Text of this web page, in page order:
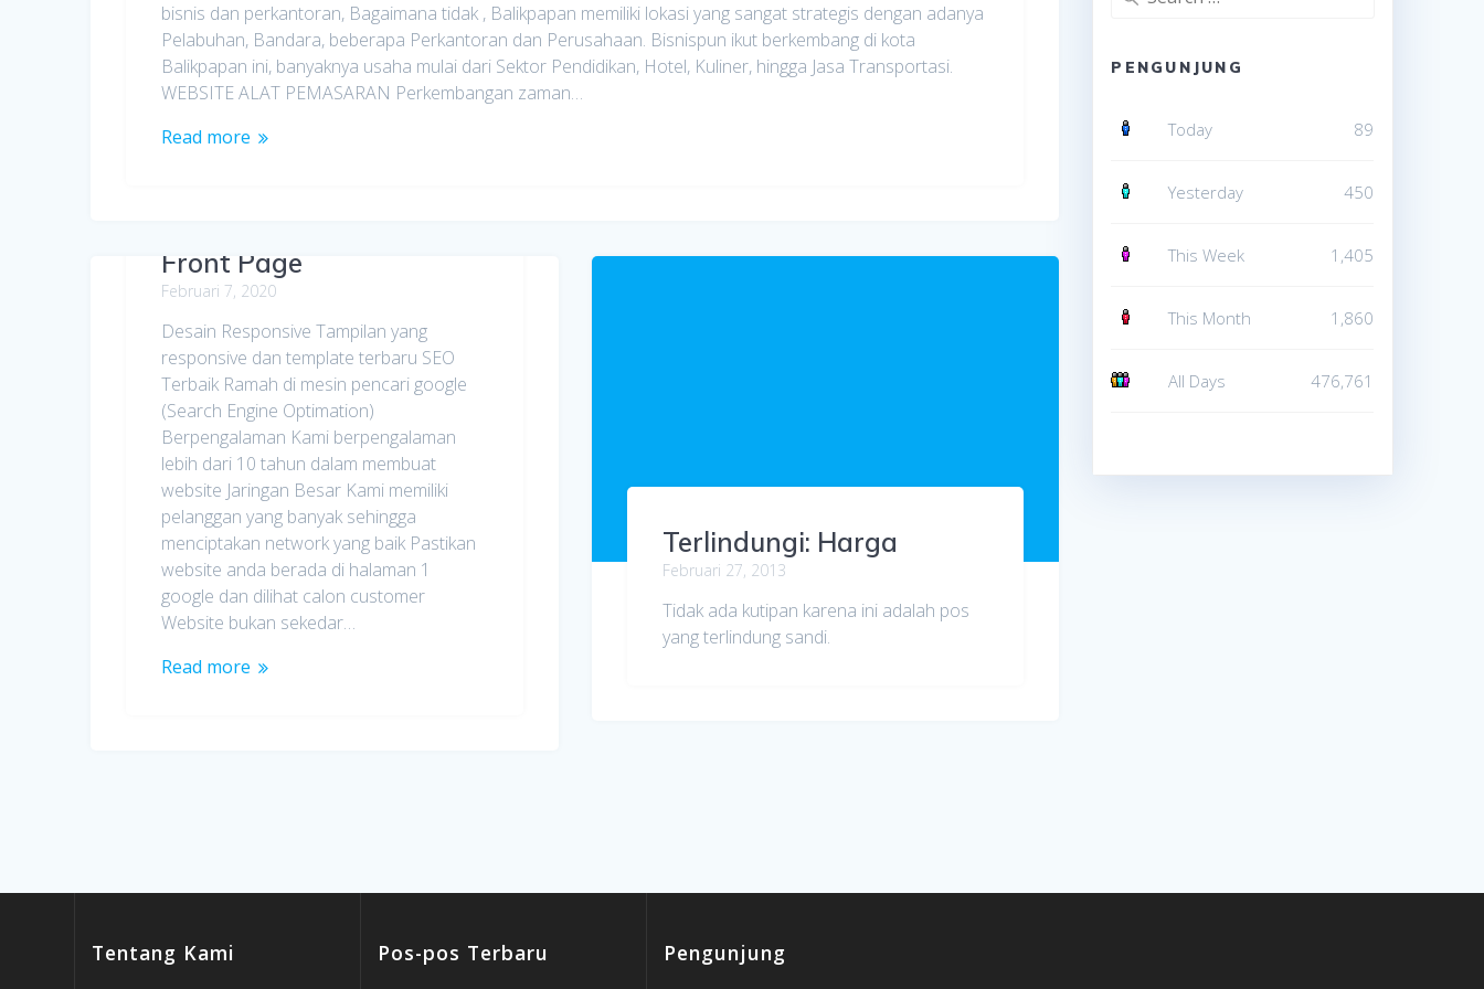
bisnis dan perkantoran, Bagaimana tidak , Balikpapan memiliki lokasi yang sangat strategis dengan adanya
Pelabuhan, Bandara, beberapa Perkantoran dan Perusahaan. Bisnispun ikut berkembang di kota
Balikpapan ini, banyaknya usaha mulai dari Sektor Pendidikan, Hotel, Kuliner, hingga Jasa Transportasi.
WEBSITE ALAT PEMASARAN Perkembangan zaman…
Read more
Front Page
Februari 7, 2020
Desain Responsive Tampilan yang
responsive dan template terbaru SEO
Terbaik Ramah di mesin pencari google
(Search Engine Optimation)
Berpengalaman Kami berpengalaman
lebih dari 10 tahun dalam membuat
website Jaringan Besar Kami memiliki
pelanggan yang banyak sehingga
menciptakan network yang baik Pastikan
website anda berada di halaman 1
google dan dilihat calon customer
Website bukan sekedar…
Read more
Terlindungi: Harga
Februari 27, 2013
Tidak ada kutipan karena ini adalah pos
yang terlindung sandi.
PENGUNJUNG
Today 89
Yesterday 450
This Week 1,405
This Month 1,860
All Days 476,761
Tentang Kami Pos-pos Terbaru Pengunjung